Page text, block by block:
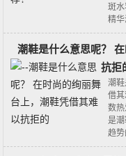
斑
精华
潮鞋是什么意思呢？
抗拒
潮
借
数
是
趋势